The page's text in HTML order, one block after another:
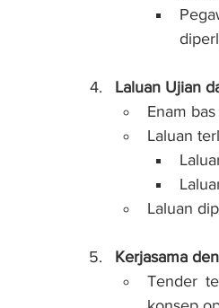
Laluan Ujian
Enam
Laluan
Laluan
Kerjasama
Tender